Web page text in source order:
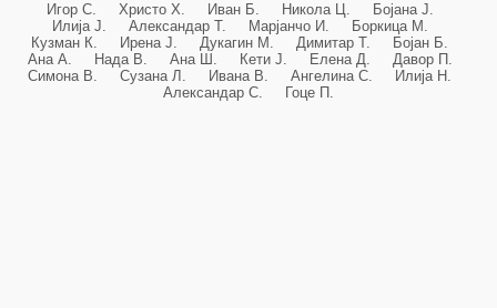
Игор С. Христо Х. Иван Б. Никола Ц. Бојана Ј.
Илија Ј. Александар Т. Марјанчо И. Боркица М.
Кузман К. Ирена Ј. Дукагин М. Димитар Т. Бојан Б.
Ана А. Нада В. Ана Ш. Кети Ј. Елена Д. Давор П.
Симона В. Сузана Л. Ивана В. Ангелина С. Илија Н.
Александар С. Гоце П.